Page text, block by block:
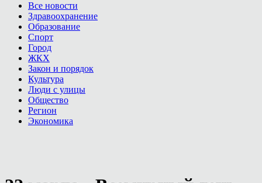
Все новости
Здравоохранение
Образование
Спорт
Город
ЖКХ
Закон и порядок
Культура
Люди с улицы
Общество
Регион
Экономика